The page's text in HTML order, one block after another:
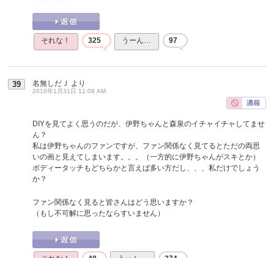
それな！ 325 うーん… 97
39 名無しだＪ より
2016年1月31日 11:08 AM
DIYを見てよく思うのだが、伊野ちゃんと森泉のイチャイチャしてませ
ん？
私は伊野ちゃんのファンですが、ファン関係なく見てるとただの両思
いの画と見えてしまいます。。。（一方的に伊野ちゃんがスキとか）
ボディータッチもどちらかと言えば多い方だし、、、私だけでしょう
か？
ファン関係なく見ると皆さんはどう思いますか？
（もし不可解に思ったならすいません）